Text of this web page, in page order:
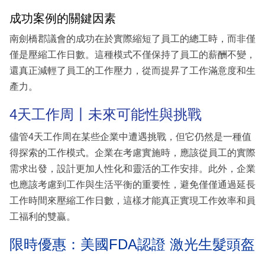
成功案例的關鍵因素
南劍橋郡議會的成功在於實際縮短了員工的總工時，而非僅
僅是壓縮工作日數。這種模式不僅保持了員工的薪酬不變，
還真正減輕了員工的工作壓力，從而提昇了工作滿意度和生
產力。
4天工作周丨未來可能性與挑戰
儘管4天工作周在某些企業中遭遇挑戰，但它仍然是一種值
得探索的工作模式。企業在考慮實施時，應該從員工的實際
需求出發，設計更加人性化和靈活的工作安排。此外，企業
也應該考慮到工作與生活平衡的重要性，避免僅僅通過延長
工作時間來壓縮工作日數，這樣才能真正實現工作效率和員
工福利的雙贏。
限時優惠：美國FDA認證 激光生髮頭盔